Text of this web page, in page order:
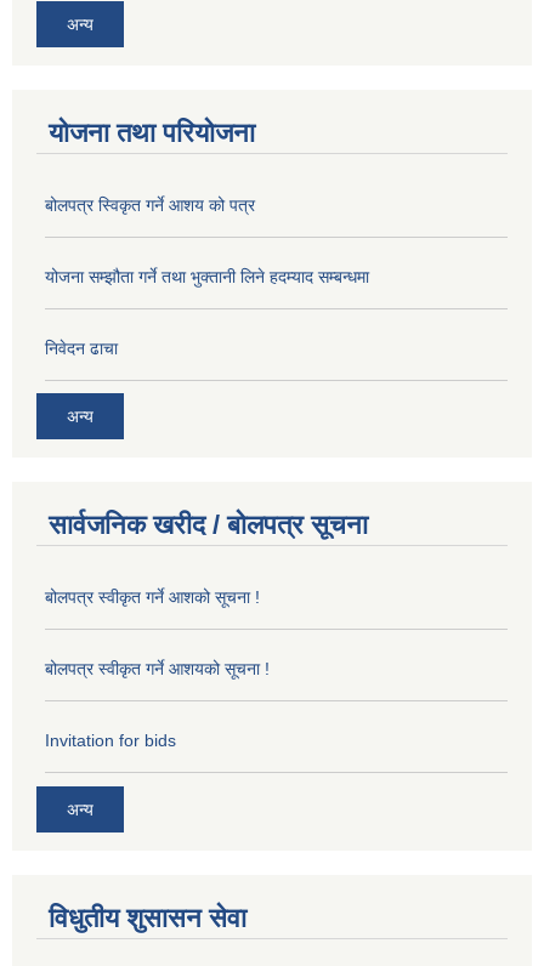
अन्य
योजना तथा परियोजना
बोलपत्र स्विकृत गर्ने आशय को पत्र
योजना सम्झौता गर्ने तथा भुक्तानी लिने हदम्याद सम्बन्धमा
निवेदन ढाचा
अन्य
सार्वजनिक खरीद / बोलपत्र सूचना
बोलपत्र स्वीकृत गर्ने आशको सूचना !
बोलपत्र स्वीकृत गर्ने आशयको सूचना !
Invitation for bids
अन्य
विधुतीय शुसासन सेवा